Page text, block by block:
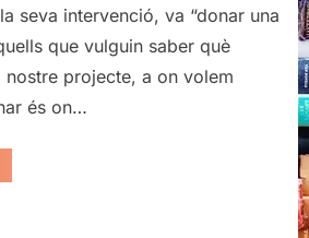
país
seva intervenció, va “donar una
que vulguin saber què
nostre projecte, a on volem
és on…